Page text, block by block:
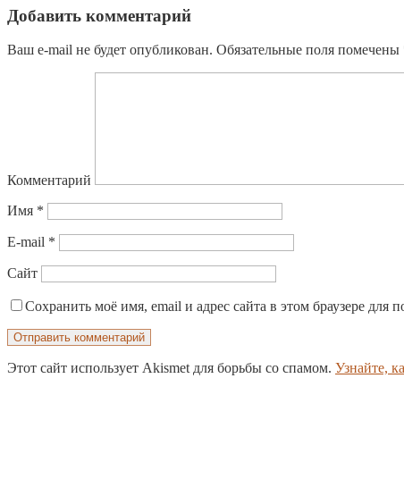
Добавить комментарий
Ваш e-mail не будет опубликован. Обязательные поля помечены
Комментарий
Имя *
E-mail *
Сайт
Сохранить моё имя, email и адрес сайта в этом браузере
Этот сайт использует Akismet для борьбы со спамом. Узнайте,